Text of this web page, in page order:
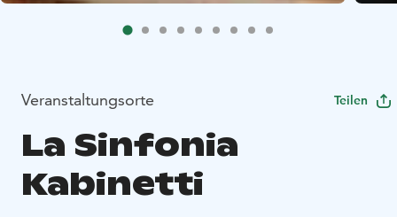
Veranstaltungsorte Teilen
La Sinfonia
Kabinetti